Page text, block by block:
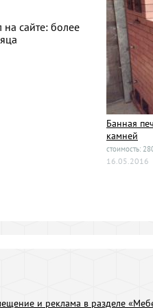
на сайте: более
Банная
камней
стоимость:
16.05.2016
и реклама в разделе